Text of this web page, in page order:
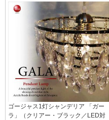
ゴージャス1灯シャンデリア 「ガー
ラ」（クリアー・ブラック／LED対